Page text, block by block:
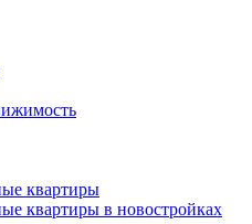
квартиры
квартиры в новостройках